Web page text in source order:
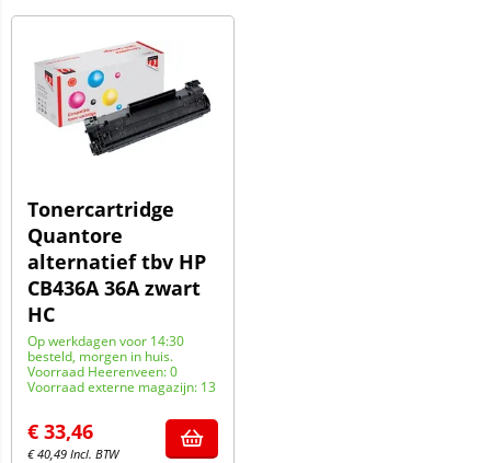
Tonercartridge
Quantore
alternatief tbv HP
CB436A 36A zwart
HC
Op werkdagen voor 14:30
besteld, morgen in huis.
Voorraad Heerenveen: 0
Voorraad externe magazijn: 13
€ 33,46
€40,49 Incl. BTW